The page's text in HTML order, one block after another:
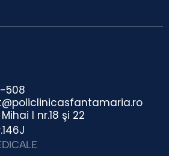
508
I nr.18 şi 22